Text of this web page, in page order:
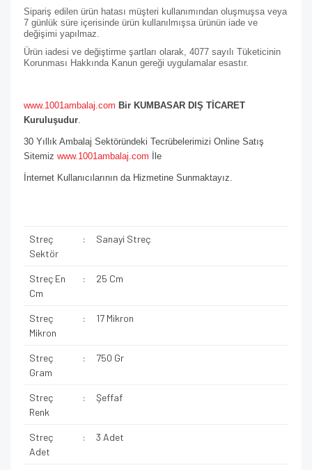
Sipariş edilen ürün hatası müşteri kullanımından oluşmuşsa veya
7 günlük süre içerisinde ürün kullanılmışsa ürünün iade ve
değişimi yapılmaz.
Ürün iadesi ve değiştirme şartları olarak, 4077 sayılı Tüketicinin
Korunması Hakkında Kanun gereği uygulamalar esastır.
www.1001ambalaj.com Bir KUMBASAR DIŞ TİCARET
Kuruluşudur.
30 Yıllık Ambalaj Sektöründeki Tecrübelerimizi Online Satış
Sitemiz www.1001ambalaj.com İle
İnternet Kullanıcılarının da Hizmetine Sunmaktayız.
Streç
Sektör
: Sanayi Streç
Streç En
Cm
: 25 Cm
Streç
Mikron
: 17 Mikron
Streç
Gram
: 750 Gr
Streç
Renk
: Şeffaf
Streç
Adet
: 3 Adet